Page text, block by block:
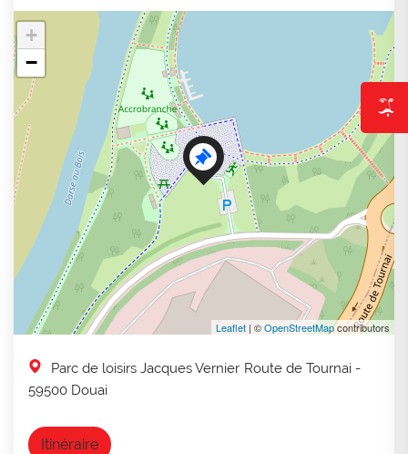
+
−
Leaflet | ©OpenStreetMapcontributors
Parc de loisirs Jacques Vernier Route de Tournai -
59500 Douai
Itinéraire